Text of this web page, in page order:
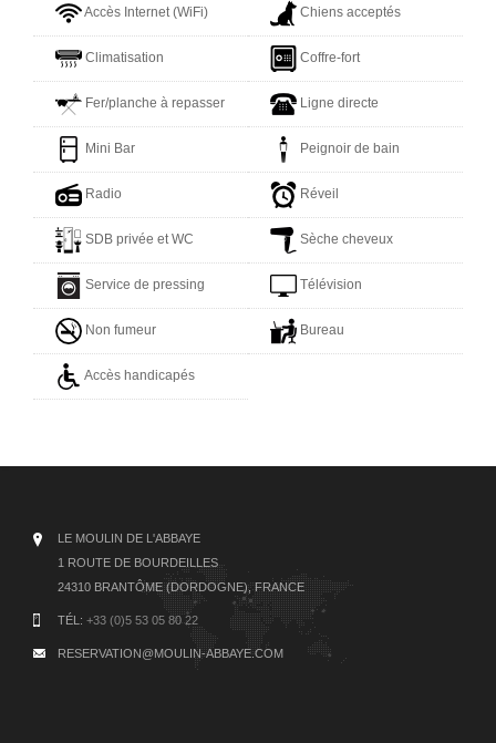
Accès Internet (WiFi) Chiens acceptés
Climatisation Coffre-fort
Fer/planche à repasser Ligne directe
Mini Bar Peignoir de bain
Radio Réveil
SDB privée et WC Sèche cheveux
Service de pressing Télévision
Non fumeur Bureau
Accès handicapés
LE MOULIN DE L'ABBAYE
1 ROUTE DE BOURDEILLES
24310 BRANTÔME (DORDOGNE), FRANCE
TÉL: +33 (0)5 53 05 80 22
RESERVATION@MOULIN-ABBAYE.COM